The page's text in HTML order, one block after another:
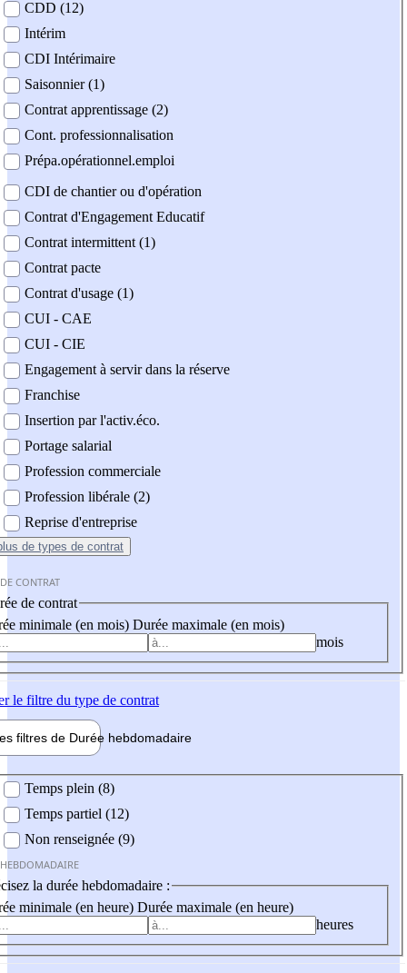
CDD (12)
Intérim
CDI Intérimaire
Saisonnier (1)
Contrat apprentissage (2)
Cont. professionnalisation
Prépa.opérationnel.emploi
CDI de chantier ou d'opération
Contrat d'Engagement Educatif
Contrat intermittent (1)
Contrat pacte
Contrat d'usage (1)
CUI - CAE
CUI - CIE
Engagement à servir dans la réserve
Franchise
Insertion par l'activ.éco.
Portage salarial
Profession commerciale
Profession libérale (2)
Reprise d'entreprise
de types de contrat
CONTRAT
de contrat
minimale (en mois) Durée maximale (en mois)
mois
le filtre du type de contrat
filtres de Durée hebdomadaire
Temps plein (8)
Temps partiel (12)
Non renseignée (9)
la durée hebdomadaire :
minimale (en heure) Durée maximale (en heure)
heures